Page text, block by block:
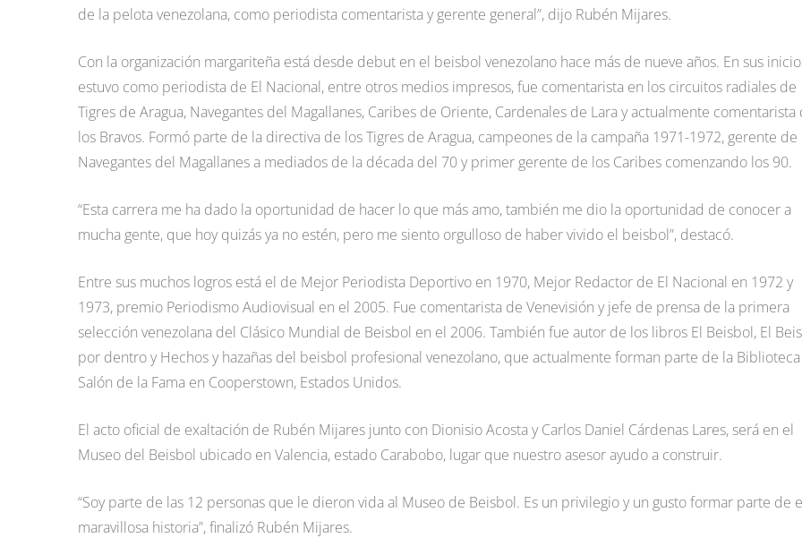
de la pelota venezolana, como periodista comentarista y gerente general”, dijo Rubén Mijares.
Con la organización margariteña está desde debut en el beisbol venezolano hace más de nueve años. En sus
estuvo como periodista de El Nacional, entre otros medios impresos, fue comentarista en los circuitos radiales de
Tigres de Aragua, Navegantes del Magallanes, Caribes de Oriente, Cardenales de Lara y actualmente comentarista
los Bravos. Formó parte de la directiva de los Tigres de Aragua, campeones de la campaña 1971-1972, gerente de
Navegantes del Magallanes a mediados de la década del 70 y primer gerente de los Caribes comenzando los 90.
“Esta carrera me ha dado la oportunidad de hacer lo que más amo, también me dio la oportunidad de conocer a
mucha gente, que hoy quizás ya no estén, pero me siento orgulloso de haber vivido el beisbol”, destacó.
Entre sus muchos logros está el de Mejor Periodista Deportivo en 1970, Mejor Redactor de El Nacional en 1972 y
1973, premio Periodismo Audiovisual en el 2005. Fue comentarista de Venevisión y jefe de prensa de la primera
selección venezolana del Clásico Mundial de Beisbol en el 2006. También fue autor de los libros El Beisbol, El
por dentro y Hechos y hazañas del beisbol profesional venezolano, que actualmente forman parte de la
Salón de la Fama en Cooperstown, Estados Unidos.
El acto oficial de exaltación de Rubén Mijares junto con Dionisio Acosta y Carlos Daniel Cárdenas Lares, será en el
Museo del Beisbol ubicado en Valencia, estado Carabobo, lugar que nuestro asesor ayudo a construir.
“Soy parte de las 12 personas que le dieron vida al Museo de Beisbol. Es un privilegio y un gusto formar parte de
maravillosa historia”, finalizó Rubén Mijares.